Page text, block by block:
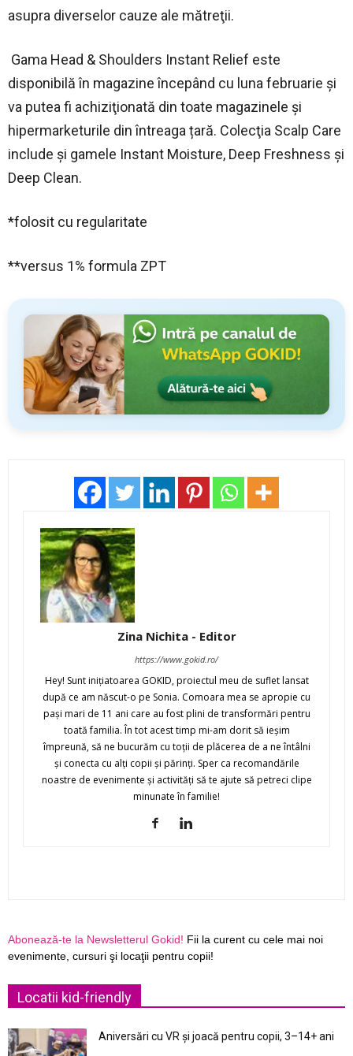
asupra diverselor cauze ale mătreţii.
Gama Head & Shoulders Instant Relief este
disponibil ăîn magazine începând cu luna februarie și
va putea fi achiziţionată din toate magazinele și
hipermarketurile din întreaga țară. Colecţia Scalp Care
include şi gamele Instant Moisture, Deep Freshness şi
Deep Clean.
*folosit cu regularitate
**versus 1% formula ZPT
Zina Nichita - Editor
https://www.gokid.ro/
Hey! Sunt iniţiatoarea GOKID, proiectul meu de suflet lansat
după ce am născut-o pe Sonia. Comoara mea se apropie cu
paşi mari de 11 ani care au fost plini de transformări pentru
toată familia. În tot acest timp mi-am dorit să ieşim
împreună, să ne bucurăm cu toţii de plăcerea de a ne întâlni
şi conecta cu alţi copii şi părinţi. Sper ca recomandările
noastre de evenimente şi activităţi să te ajute să petreci clipe
minunate în familie!
Abonează-te la Newsletterul Gokid! Fii la curent cu cele mai noi
evenimente, cursuri şi locaţii pentru copii!
Locatii kid-friendly
Aniversări cu VR și joacă pentru copii, 3–14+ ani